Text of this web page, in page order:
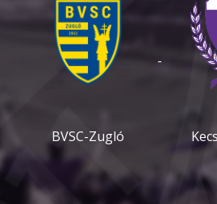
BVSC-Zugló
-